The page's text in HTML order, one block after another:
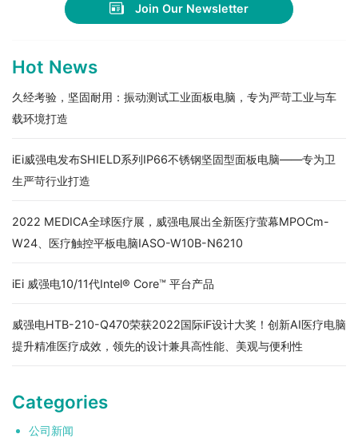
Join Our Newsletter
Hot News
久经考验，坚固耐用：振动测试工业面板电脑，专为严苛工业与车
载环境打造
iEi威强电发布SHIELD系列IP66不锈钢坚固型面板电脑——专为卫
生严苛行业打造
2022 MEDICA全球医疗展，威强电展出全新医疗萤幕MPOCm-
W24、医疗触控平板电脑IASO-W10B-N6210
iEi 威强电10/11代Intel® Core™ 平台产品
威强电HTB-210-Q470荣获2022国际iF设计大奖！创新AI医疗电脑
提升精准医疗成效，领先的设计兼具高性能、美观与便利性
Categories
公司新闻